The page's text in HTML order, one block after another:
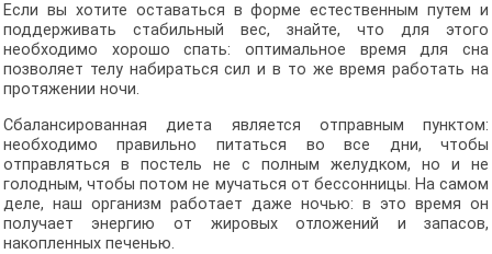
Если вы хотите оставаться в форме естественным путем и
поддерживать стабильный вес, знайте, что для этого
необходимо хорошо спать: оптимальное время для сна
позволяет телу набираться сил и в то же время работать на
протяжении ночи.
Сбалансированная диета является отправным пунктом:
необходимо правильно питаться во все дни, чтобы
отправляться в постель не с полным желудком, но и не
голодным, чтобы потом не мучаться от бессонницы. На самом
деле, наш организм работает даже ночью: в это время он
получает энергию от жировых отложений и запасов,
накопленных печенью.